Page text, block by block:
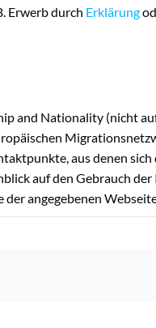
Erwerb durch Erklärung
and Nationality (nicht
aus denen
auf den Gebrauch
angegebenen